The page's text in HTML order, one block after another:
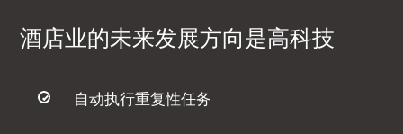
酒店业的未来发展方向是高科技
自动执行重复性任务